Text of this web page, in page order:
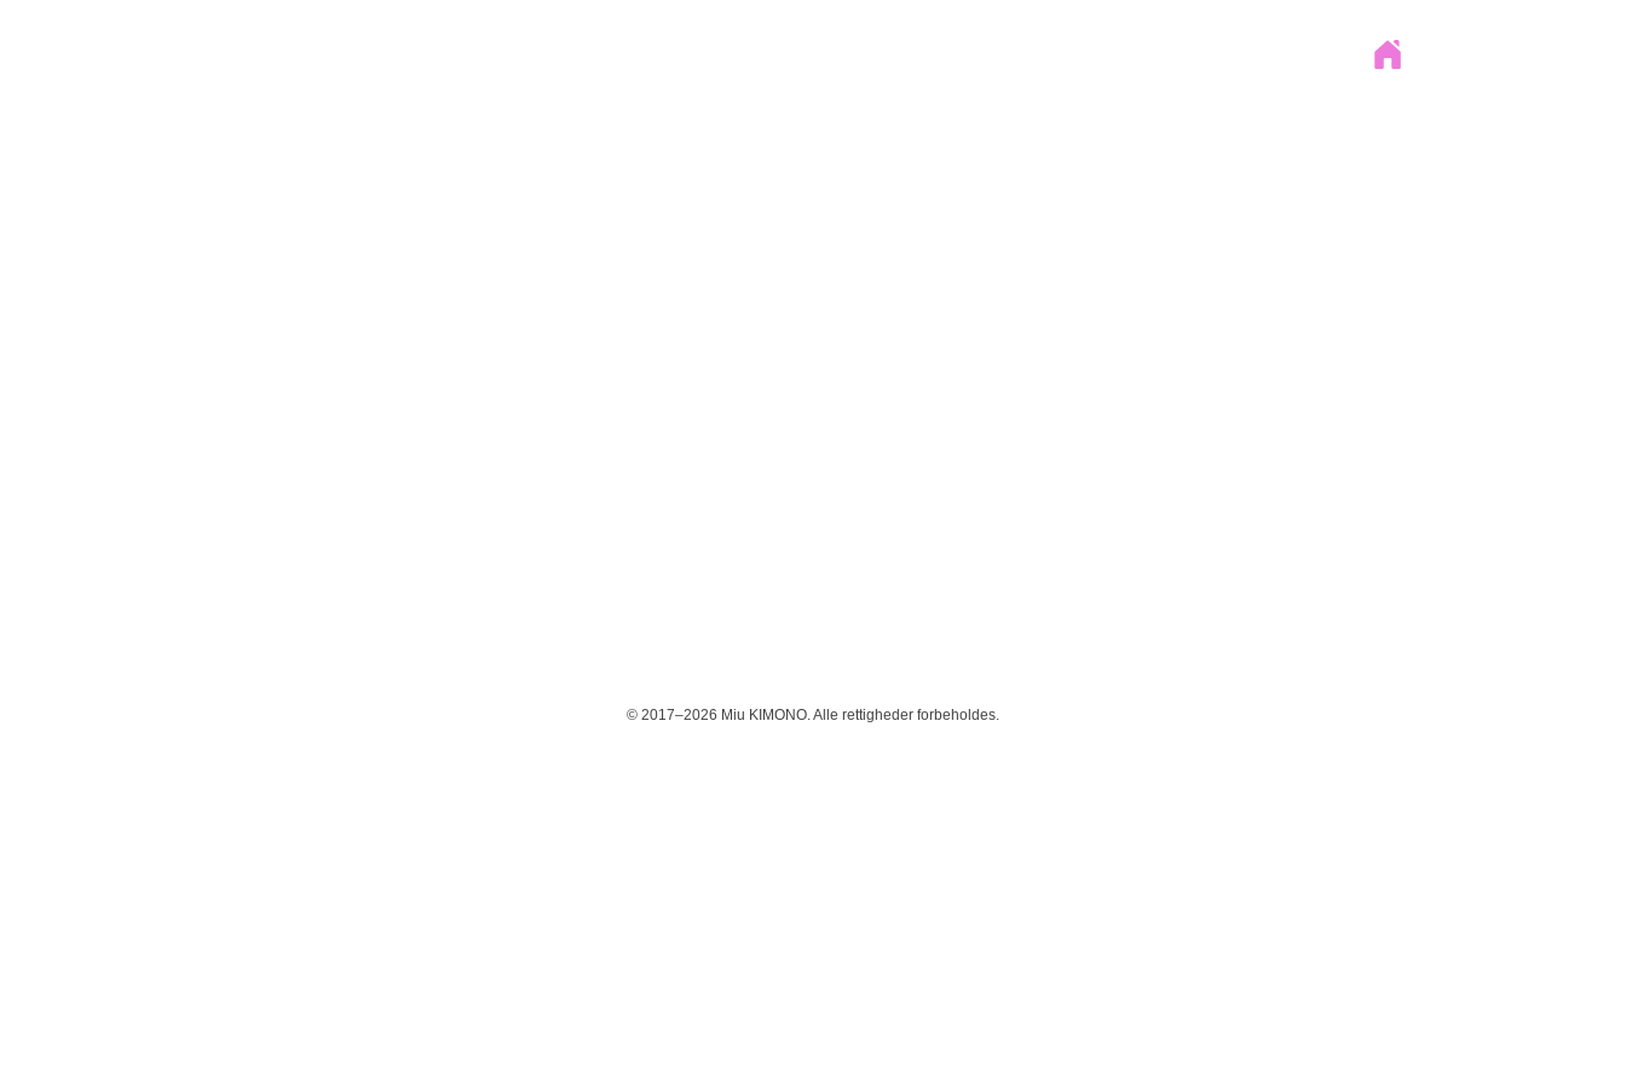
© 2017–2026 Miu KIMONO. Alle rettigheder forbeholdes.